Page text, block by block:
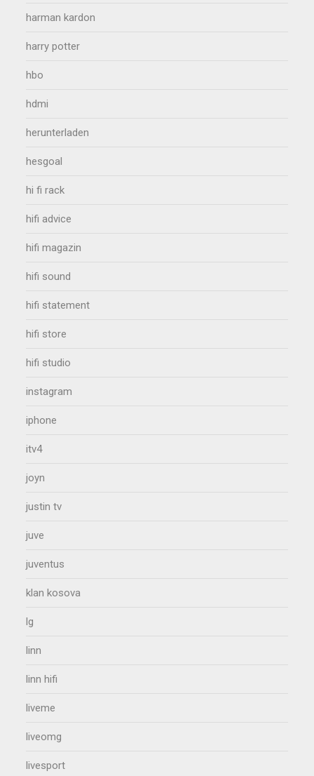
harman kardon
harry potter
hbo
hdmi
herunterladen
hesgoal
hi fi rack
hifi advice
hifi magazin
hifi sound
hifi statement
hifi store
hifi studio
instagram
iphone
itv4
joyn
justin tv
juve
juventus
klan kosova
lg
linn
linn hifi
liveme
liveomg
livesport